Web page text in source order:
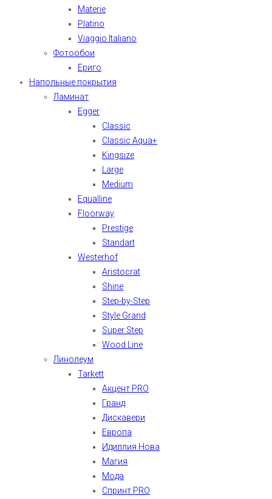
Materie
Platino
Viaggio Italiano
Фотообои
Ериго
Напольные покрытия
Ламинат
Egger
Classic
Classic Aqua+
Kingsize
Large
Medium
Equalline
Floorway
Prestige
Standart
Westerhof
Aristocrat
Shine
Step-by-Step
Style Grand
Super Step
Wood Line
Линолеум
Tarkett
Акцент PRO
Гранд
Дискавери
Европа
Идиллия Нова
Магия
Мода
Спринт PRO